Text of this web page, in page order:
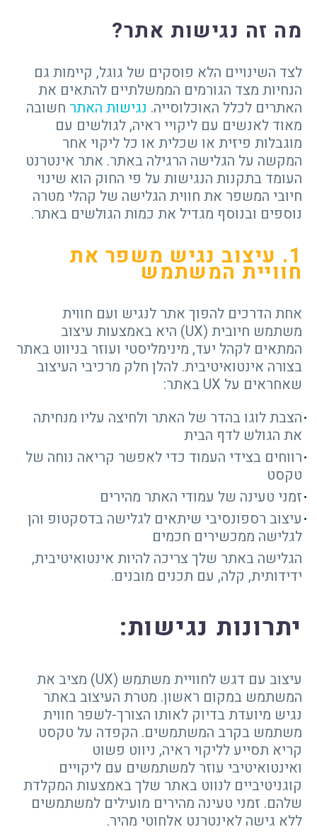
מה זה נגישות אתר?
לצד השינויים הלא פוסקים של גוגל, קיימות גם
הנחיות מצד הגורמים הממשלתיים להתאים את
האתרים לכלל האוכלוסייה. נגישות האתר חשובה
מאוד לאנשים עם ליקויי ראיה, לגולשים עם
מוגבלות פיזית או שכלית או כל ליקוי אחר
המקשה על הגלישה הרגילה באתר. אתר אינטרנט
העומד בתקנות הנגישות על פי החוק הוא שינוי
חיובי המשפר את חווית הגלישה של קהלי מטרה
נוספים ובנוסף מגדיל את כמות הגולשים באתר.
1. עיצוב נגיש משפר את
חוויית המשתמש
אחת הדרכים להפוך אתר לנגיש ועם חווית
משתמש חיובית (UX) היא באמצעות עיצוב
המתאים לקהל יעד, מינימליסטי ועוזר בניווט באתר
בצורה אינטואיטיבית. להלן חלק מרכיבי העיצוב
שאחראים על UX באתר:
הצבת לוגו בהדר של האתר ולחיצה עליו מנחיתה
את הגולש לדף הבית
רווחים בצידי העמוד כדי לאפשר קריאה נוחה של
טקסט
זמני טעינה של עמודי האתר מהירים
עיצוב רספונסיבי שיתאים לגלישה בדסקטופ והן
לגלישה ממכשירים חכמים
הגלישה באתר שלך צריכה להיות אינטואיטיבית,
ידידותית, קלה, עם תכנים מובנים.
יתרונות נגישות:
עיצוב עם דגש לחוויית משתמש (UX) מציב את
המשתמש במקום ראשון. מטרת העיצוב באתר
נגיש מיועדת בדיוק לאותו הצורך-לשפר חווית
משתמש בקרב המשתמשים. הקפדה על טקסט
קריא תסייע לליקוי ראיה, ניווט פשוט
ואינטואיטיבי עוזר למשתמשים עם ליקויים
קוגניטיביים לנווט באתר שלך באמצעות המקלדת
שלהם. זמני טעינה מהירים מועילים למשתמשים
ללא גישה לאינטרנט אלחוטי מהיר.